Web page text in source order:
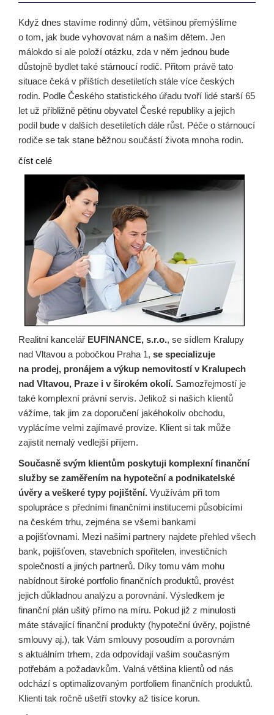
Když dnes stavíme rodinný dům, většinou přemýšlíme
o tom, jak bude vyhovovat nám a našim dětem. Jen
málokdo si ale položí otázku, zda v něm jednou bude
důstojně bydlet také stárnoucí rodič. Přitom právě tato
situace čeká v příštích desetiletích stále více českých
rodin. Podle Českého statistického úřadu tvoří lidé starší 65
let už přibližně pětinu obyvatel České republiky a jejich
podíl bude v dalších desetiletích dále růst. Péče o stárnoucí
rodiče se tak stane běžnou součástí života mnoha rodin.
číst celé
Realitní kancelář EUFINANCE, s.r.o., se sídlem Kralupy
nad Vltavou a pobočkou Praha 1, se specializuje
na prodej, pronájem a výkup nemovitostí v Kralupech
nad Vltavou, Praze i v širokém okolí. Samozřejmostí je
také komplexní právní servis. Jelikož si našich klientů
vážíme, tak jim za doporučení jakéhokoliv obchodu,
vyplácíme velmi zajímavé provize. Klient si tak může
zajistit nemalý vedlejší příjem.
Současně svým klientům poskytuji komplexní finanční
služby se zaměřením na hypoteční a podnikatelské
úvěry a veškeré typy pojištění. Využívám při tom
spolupráce s předními finančními institucemi působícími
na českém trhu, zejména se všemi bankami
a pojišťovnami. Mezi našimi partnery najdete přehled všech
bank, pojišťoven, stavebních spořitelen, investičních
společností a jiných partnerů. Díky tomu vám mohu
nabídnout široké portfolio finančních produktů, provést
jejich důkladnou analýzu a porovnání. Výsledkem je
finanční plán ušitý přímo na míru. Pokud již z minulosti
máte stávající finanční produkty (hypoteční úvěry, pojistné
smlouvy aj.), tak Vám smlouvy posoudím a porovnám
s aktuálním trhem, zda odpovídají vašim současným
potřebám a požadavkům. Valná většina klientů od nás
odchází s optimalizovaným portfoliem finančních produktů.
Klienti tak ročně ušetří stovky až tisíce korun.